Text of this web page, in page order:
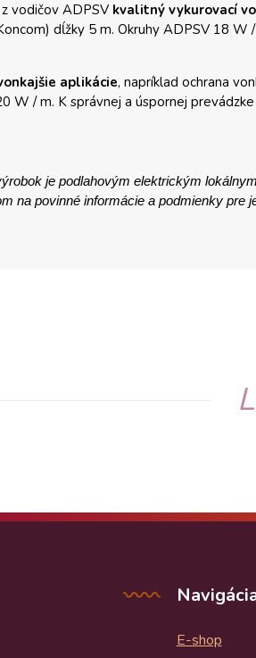
vodičov ADPSV kvalitný vykurovací
dĺžky 5 m. Okruhy ADPSV 18 W
aplikácie, napríklad ochrana
W / m. K správnej a úspornej
je podlahovým elektrickým
na povinné informácie a podmienky pre
E-shop